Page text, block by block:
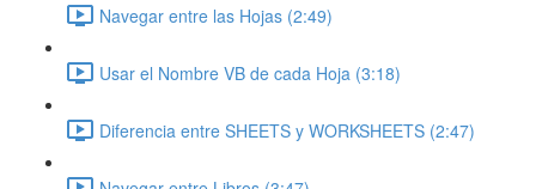
Navegar entre las Hojas (2:49)
Usar el Nombre VB de cada Hoja (3:18)
Diferencia entre SHEETS y WORKSHEETS (2:47)